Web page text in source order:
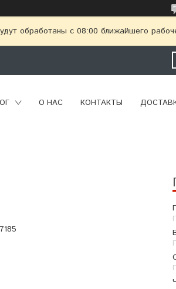
обработаны с 08:00 ближайшего
О НАС КОНТАКТЫ